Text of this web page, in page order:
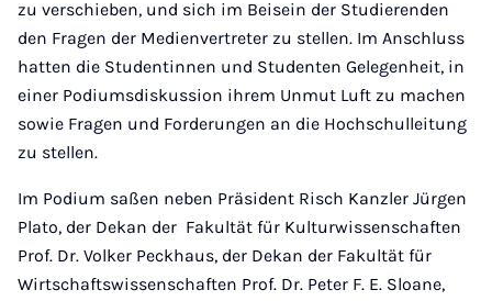
zu verschieben, und sich im Beisein der Studierenden
den Fragen der Medienvertreter zu stellen. Im Anschluss
hatten die Studentinnen und Studenten Gelegenheit, in
einer Podiumsdiskussion ihrem Unmut Luft zu machen
sowie Fragen und Forderungen an die Hochschulleitung
zu stellen.
Im Podium saßen neben Präsident Risch Kanzler Jürgen
Plato, der Dekan der Fakultät für Kulturwissenschaften
Prof. Dr. Volker Peckhaus, der Dekan der Fakultät für
Wirtschaftswissenschaften Prof. Dr. Peter F. E. Sloane,